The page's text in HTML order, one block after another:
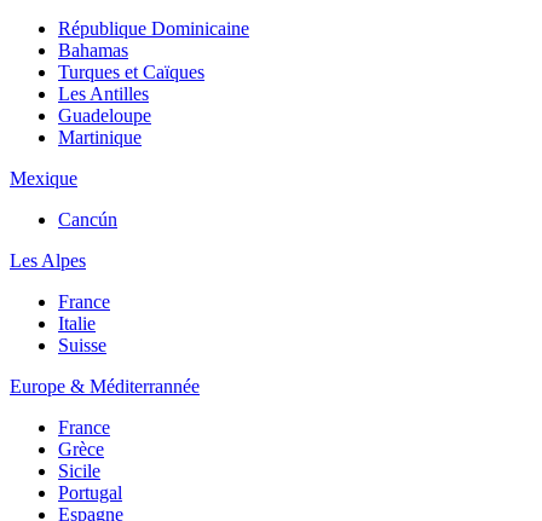
République Dominicaine
Bahamas
Turques et Caïques
Les Antilles
Guadeloupe
Martinique
Mexique
Cancún
Les Alpes
France
Italie
Suisse
Europe & Méditerrannée
France
Grèce
Sicile
Portugal
Espagne